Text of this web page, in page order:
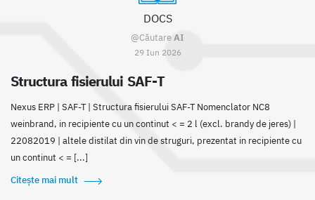
DOCS
@CăutareAI
29 Iun 2026
Structura fisierului SAF-T
Nexus ERP | SAF-T | Structura fisierului SAF-T Nomenclator NC8
weinbrand, in recipiente cu un continut < = 2 l (excl. brandy de jeres) |
22082019 | altele distilat din vin de struguri, prezentat in recipiente cu
un continut < = [...]
Citește mai mult